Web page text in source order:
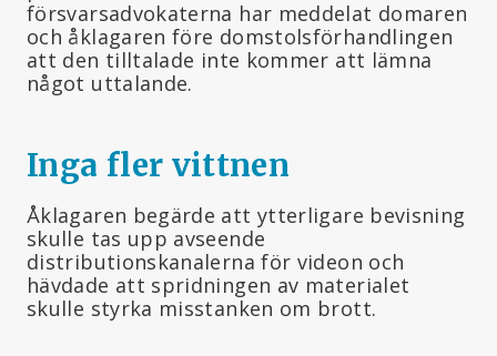
försvarsadvokaterna har meddelat domaren
och åklagaren före domstolsförhandlingen
att den tilltalade inte kommer att lämna
något uttalande.
Inga fler vittnen
Åklagaren begärde att ytterligare bevisning
skulle tas upp avseende
distributionskanalerna för videon och
hävdade att spridningen av materialet
skulle styrka misstanken om brott.